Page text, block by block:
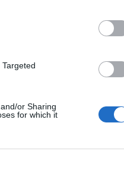
or Sharing
for which it
a Google biztosít.
harmadik fél